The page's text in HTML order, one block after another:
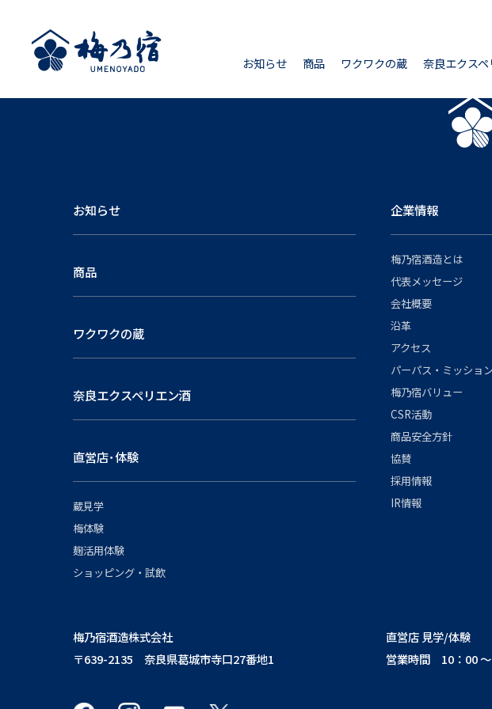
お知らせ 商品 ワクワクの蔵 奈良エクス
お知らせ
商品
ワクワクの蔵
奈良エクスペリエン酒
直営店･体験
蔵見学
梅体験
麹活用体験
ショッピング・試飲
企業情報
梅乃宿酒造とは
代表メッセージ
会社概要
沿革
アクセス
パーパス・ミッショ
梅乃宿バリュー
CSR活動
商品安全方針
協賛
採用情報
IR情報
梅乃宿酒造株式会社
〒639-2135 奈良県葛城市寺口27番地1
直営店 見学/体験
営業時間 10：00